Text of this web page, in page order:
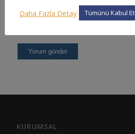
KURUMSAL
Daha Fazla Detay
Tümünü Kabul Et